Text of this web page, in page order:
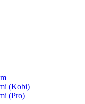
(Kobi)
(Pro)